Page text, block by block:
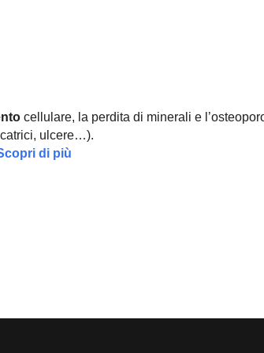
cellulare, la perdita di minerali e
ulcere…).
di più